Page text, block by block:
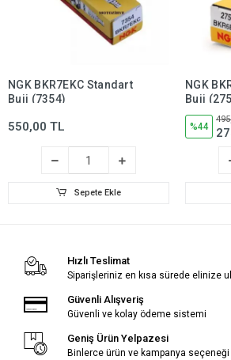
NGK BKR7EKC Standart
Buji (7354)
550,00 TL
Sepete Ekle
NGK
Buji
%44
Hızlı Teslimat
Siparişleriniz en kısa sürede elinize
Güvenli Alışveriş
Güvenli ve kolay ödeme sistemi
Geniş Ürün Yelpazesi
Binlerce ürün ve kampanya seçeneği